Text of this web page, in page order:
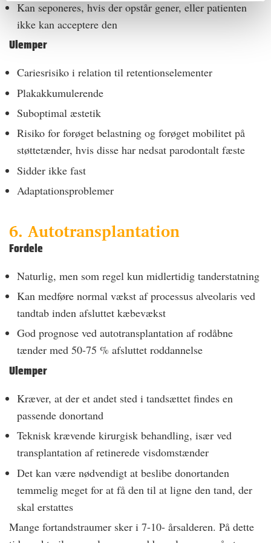
Kan seponeres, hvis der opstår gener, eller patienten
ikke kan acceptere den
Ulemper
Cariesrisiko i relation til retentionselementer
Plakakkumulerende
Suboptimal æstetik
Risiko for forøget belastning og forøget mobilitet på
støttetænder, hvis disse har nedsat parodontalt fæste
Sidder ikke fast
Adaptationsproblemer
6. Autotransplantation
Fordele
Naturlig, men som regel kun midlertidig tanderstatning
Kan medføre normal vækst af processus alveolaris ved
tandtab inden afsluttet kæbevækst
God prognose ved autotransplantation af rodåbne
tænder med 50-75 % afsluttet roddannelse
Ulemper
Kræver, at der et andet sted i tandsættet findes en
passende donortand
Teknisk krævende kirurgisk behandling, især ved
transplantation af retinerede visdomstænder
Det kan være nødvendigt at beslibe donortanden
temmelig meget for at få den til at ligne den tand, der
skal erstattes
Mange fortandstraumer sker i 7-10- årsalderen. På dette